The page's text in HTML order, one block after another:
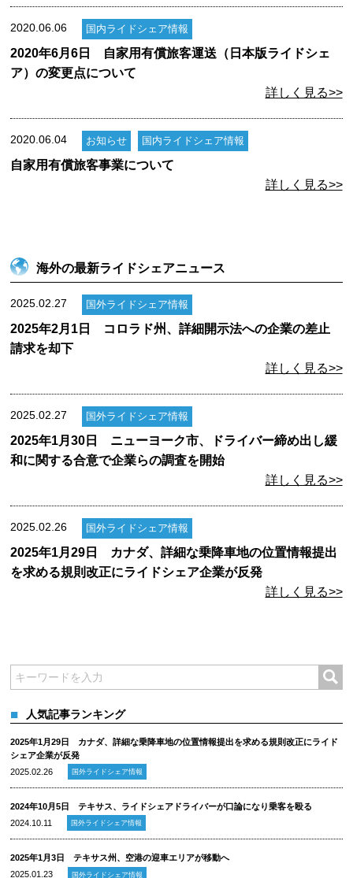
2020.06.06 国内ライドシェア情報
2020年6月6日 自家用有償旅客運送（日本版ライドシェ
ア）の変更点について
詳しく見る>>
2020.06.04 お知らせ 国内ライドシェア情報
自家用有償旅客事業について
詳しく見る>>
海外の最新ライドシェアニュース
2025.02.27 国外ライドシェア情報
2025年2月1日 コロラド州、詳細開示法への企業の差止
請求を却下
詳しく見る>>
2025.02.27 国外ライドシェア情報
2025年1月30日 ニューヨーク市、ドライバー締め出し緩
和に関する合意で企業らの調査を開始
詳しく見る>>
2025.02.26 国外ライドシェア情報
2025年1月29日 カナダ、詳細な乗降車地の位置情報提出
を求める規則改正にライドシェア企業が反発
詳しく見る>>
人気記事ランキング
2025年1月29日 カナダ、詳細な乗降車地の位置情報提出を求める規則改正にライド
シェア企業が反発
2025.02.26
国外ライドシェア情報
2024年10月5日 テキサス、ライドシェアドライバーが口論になり乗客を殴る
2024.10.11
国外ライドシェア情報
2025年1月3日 テキサス州、空港の迎車エリアが移動へ
2025.01.23
国外ライドシェア情報